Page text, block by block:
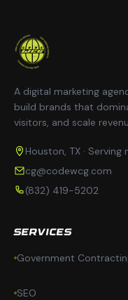
A digital marketing
build brands that
visitors, and scale
Houston, TX ·
cg@codewcg.com
(832) 419-5202
SERVICES
Government
SEO